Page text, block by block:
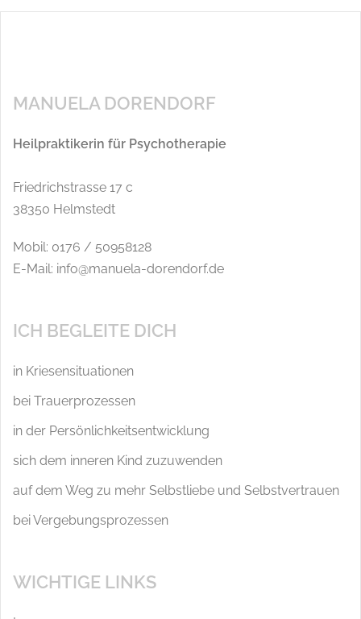
MANUELA DORENDORF
Heilpraktikerin für Psychotherapie
Friedrichstrasse 17 c
38350 Helmstedt
Mobil: 0176 / 50958128
E-Mail: info@manuela-dorendorf.de
ICH BEGLEITE DICH
in Kriesensituationen
bei Trauerprozessen
in der Persönlichkeitsentwicklung
sich dem inneren Kind zuzuwenden
auf dem Weg zu mehr Selbstliebe und Selbstvertrauen
bei Vergebungsprozessen
WICHTIGE LINKS